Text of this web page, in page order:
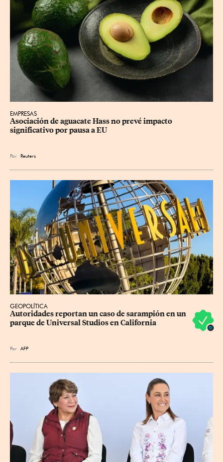
EMPRESAS
Asociación de aguacate Hass no prevé impacto
significativo por pausa a EU
Por Reuters
GEOPOLÍTICA
Autoridades reportan un caso de sarampión en un
parque de Universal Studios en California
Por AFP